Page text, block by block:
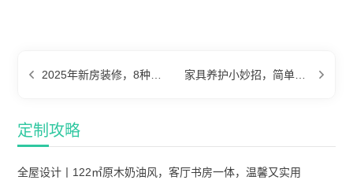
定制攻略
全屋设计丨122㎡原木奶油风，客厅书房一体，温馨又实用